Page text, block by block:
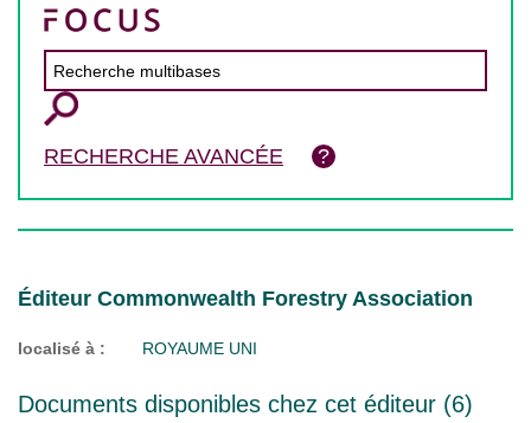
RECHERCHE AVANCÉE
Éditeur Commonwealth Forestry Association
localisé à : ROYAUME UNI
Documents disponibles chez cet éditeur (6)